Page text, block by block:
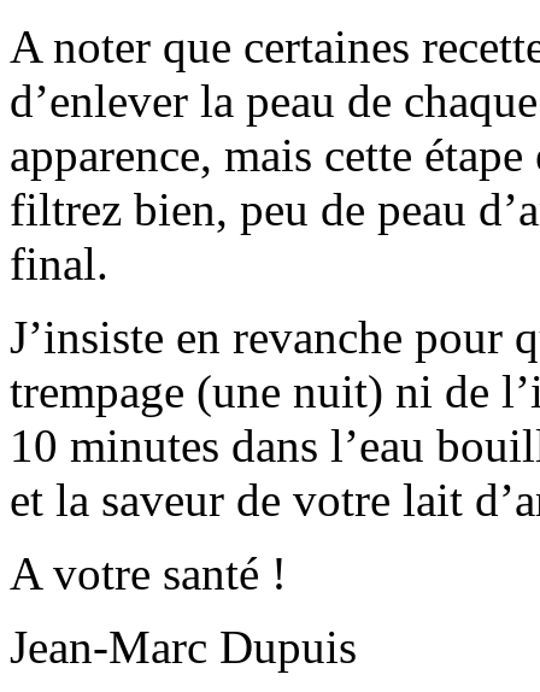
A noter que certaines
d’enlever la peau de
apparence, mais cette
filtrez bien, peu de peau
final.
J’insiste en revanche pour
trempage (une nuit) ni de
10 minutes dans l’eau
et la saveur de votre lait
A votre santé !
Jean-Marc Dupuis